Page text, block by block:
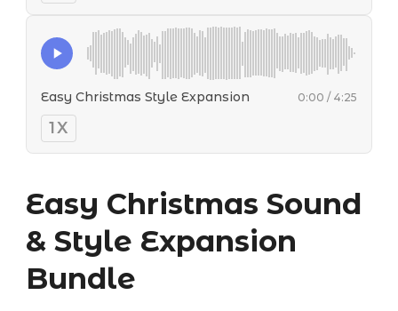
Easy Christmas Style Expansion 0:00 / 4:25
1X
Easy Christmas Sound
& Style Expansion
Bundle